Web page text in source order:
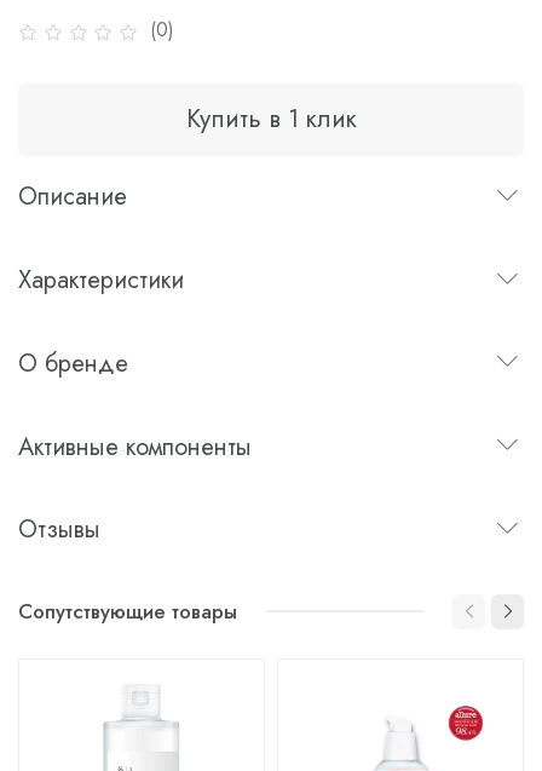
(0)
Купить в 1 клик
Описание
Характеристики
О бренде
Активные компоненты
Отзывы
Сопутствующие товары